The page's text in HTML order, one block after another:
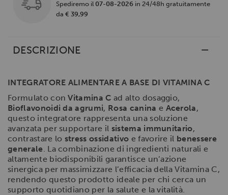
Spediremo il 07-08-2026 in 24/48h gratuitamente
da € 39,99
DESCRIZIONE
INTEGRATORE ALIMENTARE A BASE DI VITAMINA C
Formulato conVitamina C ad alto dosaggio,
Bioflavonoidi da agrumi, Rosa canina e Acerola,
questo integratore rappresenta una soluzione
avanzata per supportare il sistema immunitario,
contrastare lo stress ossidativo e favorire il benessere
generale . La combinazione di ingredienti naturali e
altamente biodisponibili garantisce un’azione
sinergica per massimizzare l’efficacia della Vitamina C,
rendendo questo prodotto ideale per chi cerca un
supporto quotidiano per la salute e la vitalità.